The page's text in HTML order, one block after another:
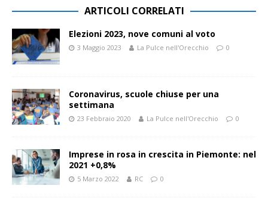
ARTICOLI CORRELATI
Elezioni 2023, nove comuni al voto
3 Maggio 2023 La Pulce nell'Orecchio 0
Coronavirus, scuole chiuse per una
settimana
23 Febbraio 2020 La Pulce nell'Orecchio 0
Imprese in rosa in crescita in Piemonte: nel
2021 +0,8%
5 Marzo 2022 RC 0